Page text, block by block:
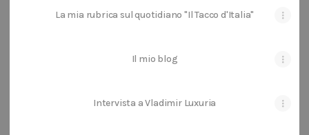
La mia rubrica sul quotidiano "Il Tacco d'Italia"
Il mio blog
Intervista a Vladimir Luxuria